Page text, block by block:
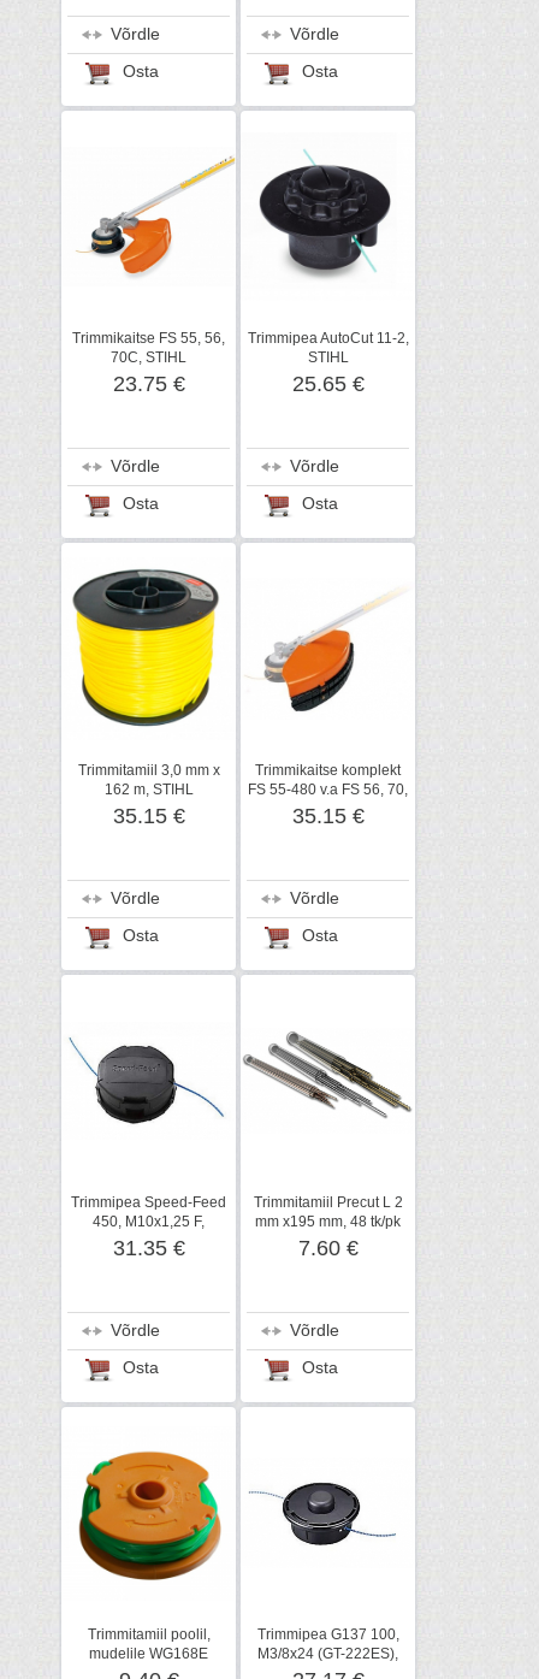
Võrdle
Osta
Võrdle
Osta
Trimmikaitse FS 55, 56,
70C, STIHL
23.75 €
Võrdle
Osta
Trimmipea AutoCut 11-2,
STIHL
25.65 €
Võrdle
Osta
Trimmitamiil 3,0 mm x
162 m, STIHL
35.15 €
Võrdle
Osta
Trimmikaitse komplekt
FS 55-480 v.a FS 56, 70,
STIHL
35.15 €
Võrdle
Osta
Trimmipea Speed-Feed
450, M10x1,25 F,
SHINDAIWA
31.35 €
Võrdle
Osta
Trimmitamiil Precut L 2
mm x195 mm, 48 tk/pk
7.60 €
Võrdle
Osta
Trimmitamiil poolil,
mudelile WG168E
Trimmipea G137 100,
M3/8x24 (GT-222ES),
ECHO